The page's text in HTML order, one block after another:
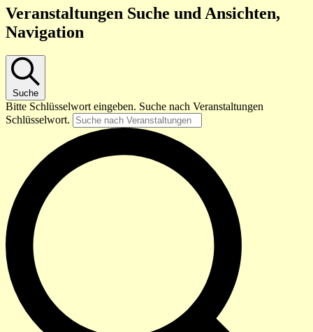
Veranstaltungen Suche und Ansichten,
Navigation
Suche
Bitte Schlüsselwort eingeben. Suche nach Veranstaltungen
Schlüsselwort.